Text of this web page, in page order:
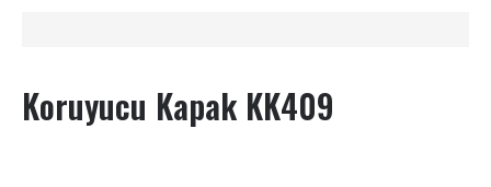
Koruyucu Kapak KK409